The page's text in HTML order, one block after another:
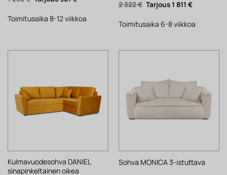
hinta
1
258 €.
981 €.
Toimitusaika 8-12 viikkoa
2 322€ Alkuperäinen
hinta
2
322 €.
1 811 €Nykyinen
1
811 €.
Toimitusaika 6-8 viikkoa
Kulmavuodesohva DANIEL
sinapinkeltainen oikea
Sohva MONICA 3-istuttava